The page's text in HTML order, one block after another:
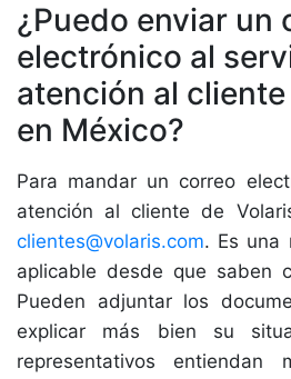
¿Puedo enviar un
electrónico al
atención al
en México?
Para mandar un correo
atención al cliente de
clientes@volaris.com. Es una
aplicable desde que saben
Pueden adjuntar los
explicar más bien su
representativos entiendan